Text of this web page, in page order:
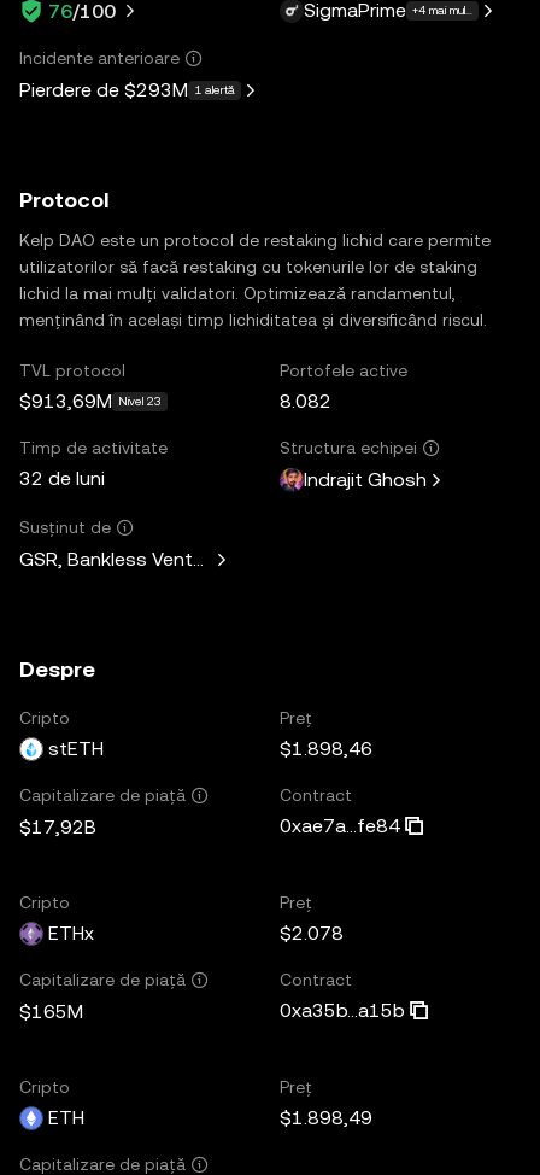
76/100 SigmaPrime +4 mai multe
Incidente anterioare
Pierdere de $293M 1 alertă
Protocol
Kelp DAO este un protocol de restaking lichid care permite
utilizatorilor să facă restaking cu tokenurile lor de staking
lichid la mai mulți validatori. Optimizează randamentul,
menținând în același timp lichiditatea și diversificând riscul.
TVL protocol
$913,69M Nivel 23
Portofele active
8.082
Timp de activitate
32 de luni
Structura echipei
Indrajit Ghosh
Susținut de
GSR, Bankless Ventures, Hypersphere Ventures,
Despre
Cripto
stETH
Preț
$1.898,46
Capitalizare de piață
$17,92B
Contract
0xae7a...fe84
Cripto
ETHx
Preț
$2.078
Capitalizare de piață
$165M
Contract
0xa35b...a15b
Cripto
ETH
Preț
$1.898,49
Capitalizare de piață